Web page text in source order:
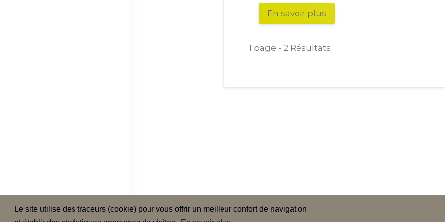
Le site utilise des traceurs (cookie) pour vous offrir un meilleur confort de navigation
En savoir plus
1 page - 2 Résultats
cours
Plan du site